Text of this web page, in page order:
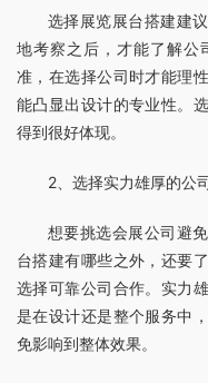
选择展览展台搭建建
地考察之后，才能了解公
准，在选择公司时才能理
能凸显出设计的专业性。
得到很好体现。
2、选择实力雄厚的公
想要挑选会展公司避
台搭建有哪些之外，还要
选择可靠公司合作。实力
是在设计还是整个服务中
免影响到整体效果。